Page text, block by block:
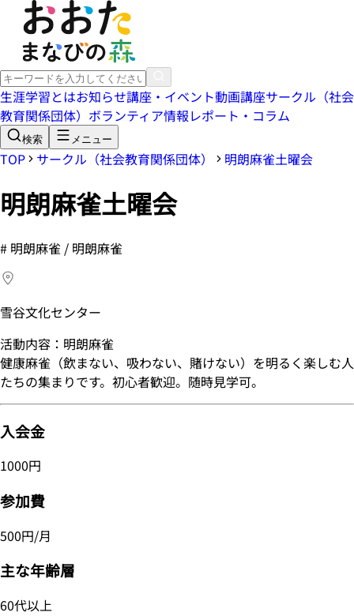
生涯学習とはお知らせ講座・イベント動画講座サークル（社会
教育関係団体） ボランティア情報レポート・コラム
検索 メニュー
TOP サークル（社会教育関係団体） 明朗麻雀土曜会
明朗麻雀土曜会
# 明朗麻雀 / 明朗麻雀
雪谷文化センター
活動内容：明朗麻雀
健康麻雀（飲まない、吸わない、賭けない）を明るく楽しむ人
たちの集まりです。初心者歓迎。随時見学可。
入会金
1000円
参加費
500円/月
主な年齢層
60代以上